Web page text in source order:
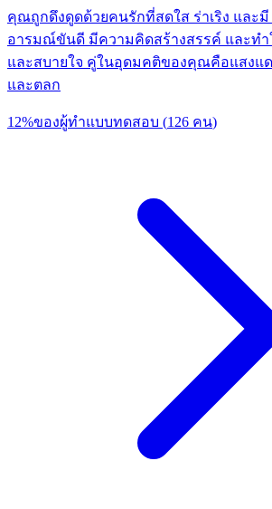
คุณถูกดึงดูดด้วยคนรักที่สดใส ร่าเริง และ
อารมณ์ขันดี มีความคิดสร้างสรรค์ และท
และสบายใจ คู่ในอุดมคติของคุณคือแสงแ
และตลก
12%ของผู้ทำแบบทดสอบ (126 คน)